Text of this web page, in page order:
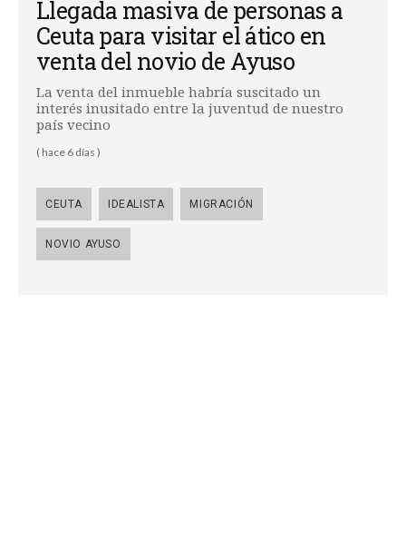
Llegada masiva de personas a
Ceuta para visitar el ático en
venta del novio de Ayuso
La venta del inmueble habría suscitado un
interés inusitado entre la juventud de nuestro
país vecino
( hace 6 días )
CEUTA IDEALISTA MIGRACIÓN
NOVIO AYUSO